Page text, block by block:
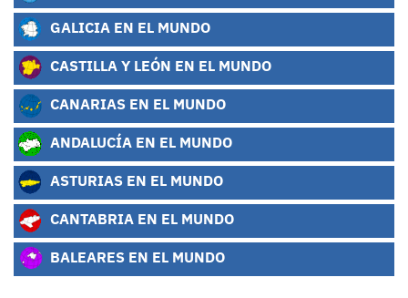
GALICIA EN EL MUNDO
CASTILLA Y LEÓN EN EL MUNDO
CANARIAS EN EL MUNDO
ANDALUCÍA EN EL MUNDO
ASTURIAS EN EL MUNDO
CANTABRIA EN EL MUNDO
BALEARES EN EL MUNDO